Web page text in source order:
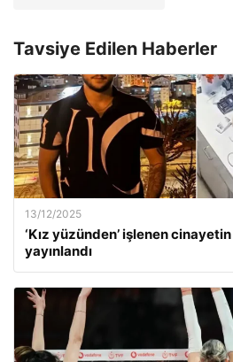
Tavsiye Edilen Haberler
13/12/2025
‘Kız yüzünden’ işlenen
yayınlandı